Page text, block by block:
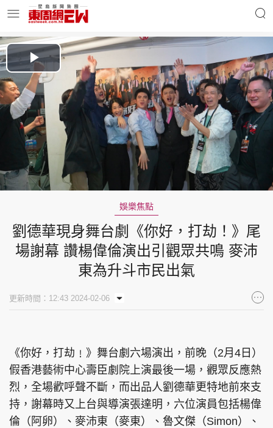
明星名人 時事財經
東周Ladies 優享生活
東周食玩通 會員活動
玄學靈異 東周專欄
集團旗下品牌
東周刊 cazbuyer 東Touch
PCM 電腦廣場 星島頭條 星島日報
Play
Video
娛樂焦點
劉德華現身舞台劇《你好，打劫！》尾
場謝幕 讚楊偉倫演出引觀眾共鳴 麥沛
東為升斗市民出氣
更新時間：12:43 2024-02-06
《你好，打劫﹗》舞台劇六場演出，前晚（2月4日）
假香港藝術中心壽臣劇院上演最後一場，觀眾反應熱
烈，全場歡呼聲不斷，而出品人劉德華更特地前來支
持，謝幕時又上台與導演張達明，六位演員包括楊偉
倫（阿卵）、麥沛東（麥東）、魯文傑（Simon）、